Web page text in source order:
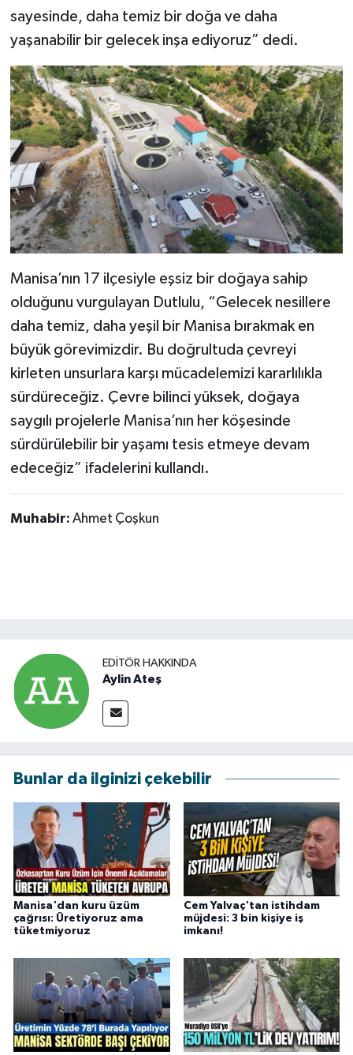
sayesinde, daha temiz bir doğa ve daha
yaşanabilir bir gelecek inşa ediyoruz” dedi.
Manisa’nın 17 ilçesiyle eşsiz bir doğaya sahip
olduğunu vurgulayan Dutlulu, “Gelecek nesillere
daha temiz, daha yeşil bir Manisa bırakmak en
büyük görevimizdir. Bu doğrultuda çevreyi
kirleten unsurlara karşı mücadelemizi kararlılıkla
sürdüreceğiz. Çevre bilinci yüksek, doğaya
saygılı projelerle Manisa’nın her köşesinde
sürdürülebilir bir yaşamı tesis etmeye devam
edeceğiz” ifadelerini kullandı.
Muhabir: Ahmet Çoşkun
EDITÖR HAKKINDA
Aylin Ateş
Bunlar da ilginizi çekebilir
Manisa'dan kuru üzüm
çağrısı: Üretiyoruz ama
tüketmiyoruz
Cem Yalvaç'tan istihdam
müjdesi: 3 bin kişiye iş
imkanı!